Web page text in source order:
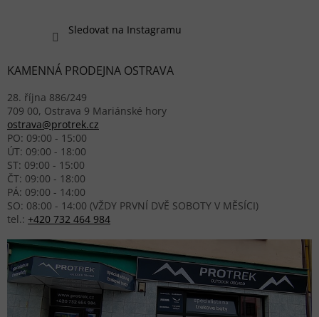
Sledovat na Instagramu
KAMENNÁ PRODEJNA OSTRAVA
28. října 886/249
709 00, Ostrava 9 Mariánské hory
ostrava@protrek.cz
PO: 09:00 - 15:00
ÚT: 09:00 - 18:00
ST: 09:00 - 15:00
ČT: 09:00 - 18:00
PÁ: 09:00 - 14:00
SO: 08:00 - 14:00 (VŽDY PRVNÍ DVĚ SOBOTY V MĚSÍCI)
tel.: +420 732 464 984